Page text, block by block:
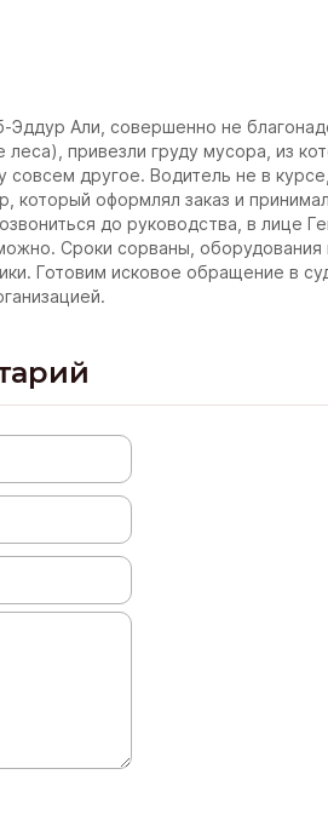
Али, совершенно не
привезли груду мусора, из
совсем другое. Водитель не в
который оформлял заказ и
до руководства, в лице
Сроки сорваны, оборудования
Готовим исковое обращение в